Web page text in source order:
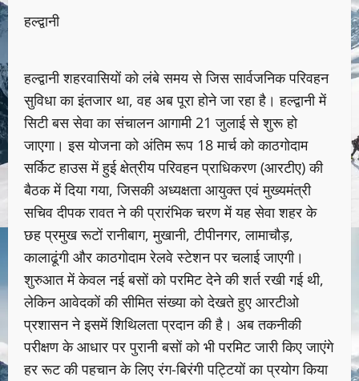
हल्द्वानी
हल्द्वानी शहरवासियों को लंबे समय से जिस सार्वजनिक परिवहन
सुविधा का इंतजार था, वह अब पूरा होने जा रहा है। हल्द्वानी में
सिटी बस सेवा का संचालन आगामी 21 जुलाई से शुरू हो
जाएगा। इस योजना को अंतिम रूप 18 मार्च को काठगोदाम
सर्किट हाउस में हुई क्षेत्रीय परिवहन प्राधिकरण (आरटीए) की
बैठक में दिया गया, जिसकी अध्यक्षता आयुक्त एवं मुख्यमंत्री
सचिव दीपक रावत ने की प्रारंभिक चरण में यह सेवा शहर के
छह प्रमुख रूटों रानीबाग, मुखानी, टीपीनगर, लामाचौड़,
कालाढूंगी और काठगोदाम रेलवे स्टेशन पर चलाई जाएगी।
शुरुआत में केवल नई बसों को परमिट देने की शर्त रखी गई थी,
लेकिन आवेदकों की सीमित संख्या को देखते हुए आरटीओ
प्रशासन ने इसमें शिथिलता प्रदान की है। अब तकनीकी
परीक्षण के आधार पर पुरानी बसों को भी परमिट जारी किए जाएंगे
हर रूट की पहचान के लिए रंग-बिरंगी पट्टियों का प्रयोग किया